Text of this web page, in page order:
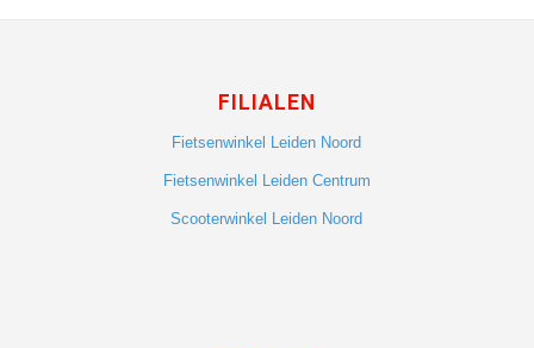
FILIALEN
Fietsenwinkel Leiden Noord
Fietsenwinkel Leiden Centrum
Scooterwinkel Leiden Noord